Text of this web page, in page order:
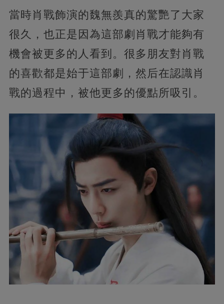
當時肖戰飾演的魏無羨真的驚艷了大家
很久，也正是因為這部劇肖戰才能夠有
機會被更多的人看到。很多朋友對肖戰
的喜歡都是始于這部劇，然后在認識肖
戰的過程中，被他更多的優點所吸引。